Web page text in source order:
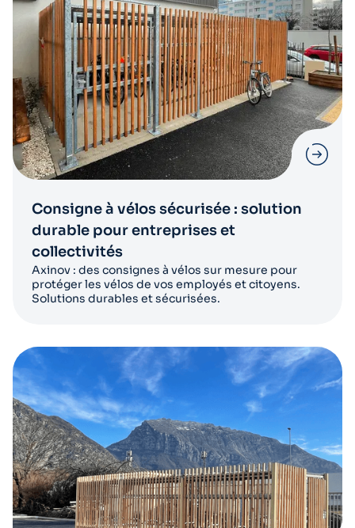
Consigne à vélos sécurisée : solution
durable pour entreprises et
collectivités
Axinov : des consignes à vélos sur mesure pour
protéger les vélos de vos employés et citoyens.
Solutions durables et sécurisées.